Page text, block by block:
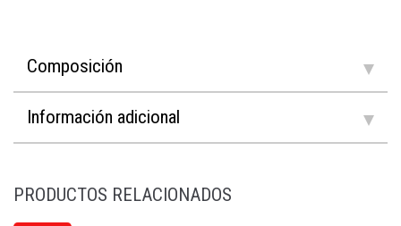
Composición
Información adicional
PRODUCTOS RELACIONADOS